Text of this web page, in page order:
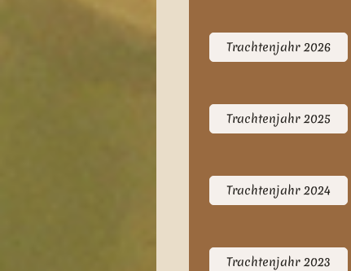
Trachtenjahr 2026
Trachtenjahr 2025
Trachtenjahr 2024
Trachtenjahr 2023